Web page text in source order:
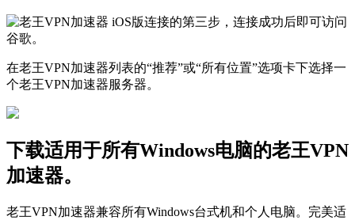
在老王VPN加速器列表的“推荐”或“所有位置”选项卡下选择一
个老王VPN加速器服务器。
下载适用于所有Windows电脑的老王VPN
加速器。
老王VPN加速器兼容所有Windows台式机和个人电脑。完美适